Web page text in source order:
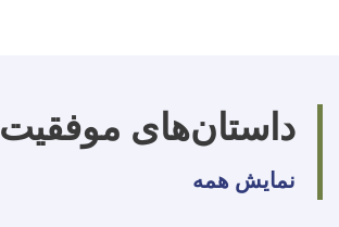
داستان‌های موفقیت
نمایش همه